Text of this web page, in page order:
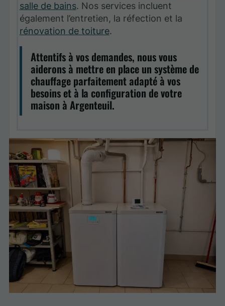
salle de bains. Nos services incluent
également l’entretien, la réfection et la
rénovation de toiture.
Attentifs à vos demandes, nous vous
aiderons à mettre en place un système de
chauffage parfaitement adapté à vos
besoins et à la configuration de votre
maison à Argenteuil.